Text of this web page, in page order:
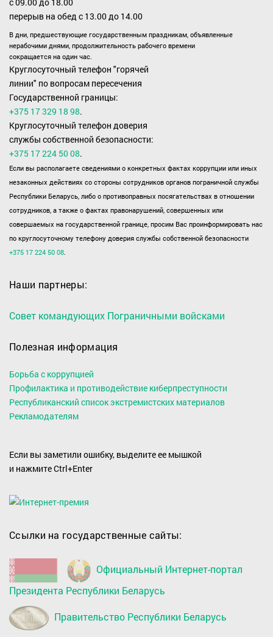
с 09.00 до 18.00
перерыв на обед с 13.00 до 14.00
В дни, предшествующие государственным праздникам, объявленные
нерабочими днями, продолжительность рабочего времени
сокращается на один час.
Круглосуточный телефон "горячей
линии" по вопросам пересечения
Государственной границы:
+375 17 329 18 98.
Круглосуточный телефон доверия
службы собственной безопасности:
+375 17 224 50 08.
Если вы располагаете сведениями о конкретных фактах коррупции или иных
незаконных действиях со стороны сотрудников органов пограничной службы
Республики Беларусь, либо о противоправных посягательствах в отношении
сотрудников, а также о фактах правонарушений, совершенных или
совершаемых на государственной границе, просим Вас проинформировать нас
по круглосуточному телефону доверия службы собственной безопасности
+375 17 224 50 08.
Наши партнеры:
Совет командующих Пограничными войсками
Полезная информация
Борьба с коррупцией
Профилактика и противодействие киберпреступности
Республиканский список экстремистских материалов
Рекламодателям
Если вы заметили ошибку, выделите ее мышкой
и нажмите Ctrl+Enter
Ссылки на государственные сайты:
Официальный Интернет-портал
Президента Республики Беларусь
Правительство Республики Беларусь